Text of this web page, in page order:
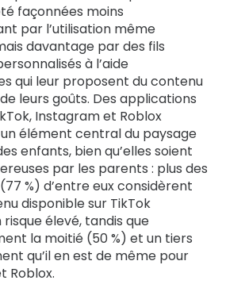
façonnées moins
par l’utilisation même
davantage par des fils
à l’aide
qui leur proposent du contenu
leurs goûts. Des applications
Instagram et Roblox
élément central du paysage
enfants, bien qu’elles soient
par les parents : plus des
%) d’entre eux considèrent
disponible sur TikTok
élevé, tandis que
la moitié (50 %) et un tiers
qu’il en est de même pour
Roblox.